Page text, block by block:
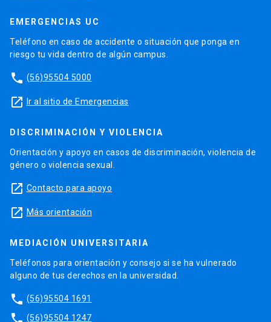
EMERGENCIAS UC
Teléfono en caso de accidente o situación que ponga en
riesgo tu vida dentro de algún campus.
phone (56)95504 5000
launch Ir al sitio de Emergencias
DISCRIMINACIÓN Y VIOLENCIA
Orientación y apoyo en casos de discriminación, violencia de
género o violencia sexual.
launch Contacto para apoyo
launch Más orientación
MEDIACIÓN UNIVERSITARIA
Teléfonos para orientación y consejo si se ha vulnerado
alguno de tus derechos en la universidad.
phone (56)95504 1691
phone (56)95504 1247